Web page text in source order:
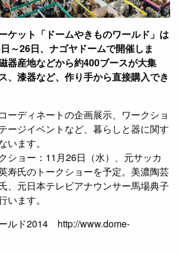
ケット「ドームやきものワールド」は
～26日、ナゴヤドームで開催しま
器産地などから約400ブースが大集
、漆器など、作り手から直接購入でき
ーディネートの企画展示、ワークショ
ージイベントなど、暮らしと器に関す
います。
ショー：11月26日（水）、元サッカ
寿氏のトークショーを予定。美濃陶芸
、元日本テレビアナウンサー馬場典子
います。
ルド2014 http://www.dome-